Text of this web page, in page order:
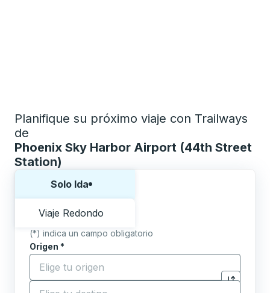
Planifique su próximo viaje con Trailways
de
Phoenix Sky Harbor Airport (44th Street
Station)
Solo Ida
Viaje Redondo
(*) indica un campo obligatorio
Origen *
Comience a escribir la ciudad de origen para abrir
Haga clic
Destino *
Comience a escribir la ciudad de destino para abrir